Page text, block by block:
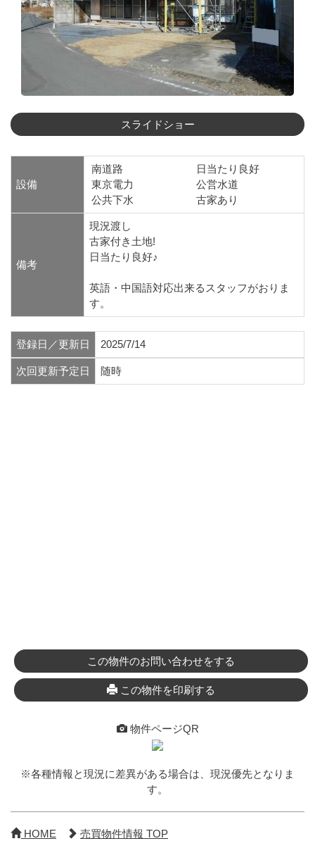
設備
南道路
日当たり良好
東京電力
公営水道
公共下水
古家あり
備考
現況渡し
古家付き土地!
日当たり良好♪
英語・中国語対応出来るスタッフがおりま
す。
登録日／更新日 2025/7/14
次回更新予定日 随時
この物件のお問い合わせをする
この物件を印刷する
物件ページQR
※各種情報と現況に差異がある場合は、現況優先となりま
す。
HOME
売買物件情報 TOP